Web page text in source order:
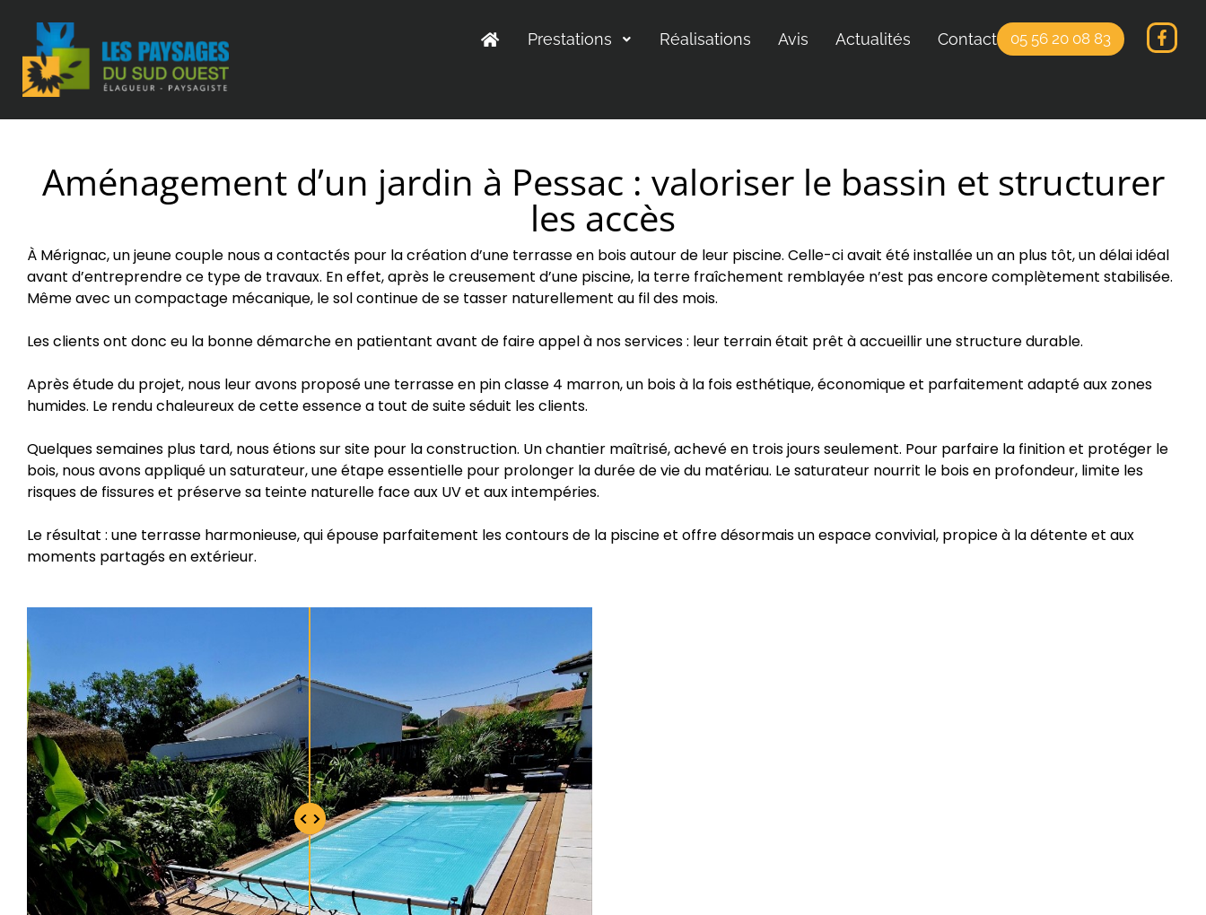
Prestations Réalisations Avis Actualités Contact 05 56 20 08 83
Aménagement d’un jardin à Pessac : valoriser le bassin et structurer
les accès
À Mérignac, un jeune couple nous a contactés pour la création d’une terrasse en bois autour de leur piscine. Celle-ci avait été installée un an plus tôt, un délai idéal
avant d’entreprendre ce type de travaux. En effet, après le creusement d’une piscine, la terre fraîchement remblayée n’est pas encore complètement stabilisée.
Même avec un compactage mécanique, le sol continue de se tasser naturellement au fil des mois.
Les clients ont donc eu la bonne démarche en patientant avant de faire appel à nos services : leur terrain était prêt à accueillir une structure durable.
Après étude du projet, nous leur avons proposé une terrasse en pin classe 4 marron, un bois à la fois esthétique, économique et parfaitement adapté aux zones
humides. Le rendu chaleureux de cette essence a tout de suite séduit les clients.
Quelques semaines plus tard, nous étions sur site pour la construction. Un chantier maîtrisé, achevé en trois jours seulement. Pour parfaire la finition et protéger le
bois, nous avons appliqué un saturateur, une étape essentielle pour prolonger la durée de vie du matériau. Le saturateur nourrit le bois en profondeur, limite les
risques de fissures et préserve sa teinte naturelle face aux UV et aux intempéries.
Le résultat : une terrasse harmonieuse, qui épouse parfaitement les contours de la piscine et offre désormais un espace convivial, propice à la détente et aux
moments partagés en extérieur.